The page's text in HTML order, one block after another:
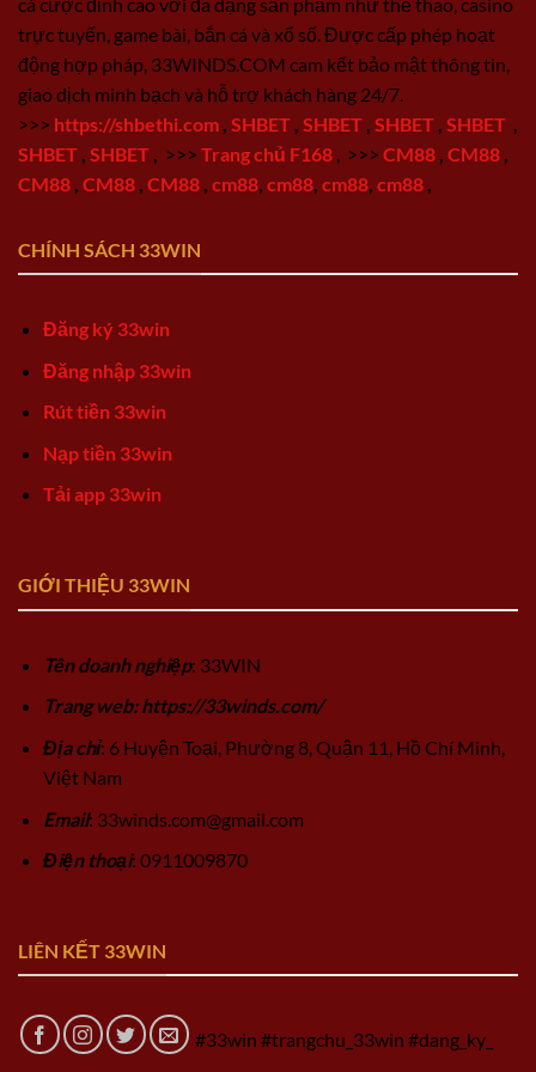
trực tuyến, game bài, bắn cá và xổ số. Được cấp phép hoạt
động hợp pháp, 33WINDS.COM cam kết bảo mật thông tin,
giao dịch minh bạch và hỗ trợ khách hàng 24/7.
>>> https://shbethi.com SHBET SHBET SHBET SHBET
SHBET SHBET >>> Trang chủ F168 >>> CM88 CM88
CM88 CM88 CM88 cm88 cm88 cm88 cm88
CHÍNH SÁCH 33WIN
Đăng ký 33win
Đăng nhập 33win
Rút tiền 33win
Nạp tiền 33win
Tải app 33win
GIỚI THIỆU 33WIN
Tên doanh nghiệp: 33WIN
Trang web: https://33winds.com/
Địa chỉ: 6 Huyện Toại, Phường 8, Quận 11, Hồ Chí Minh,
Việt Nam
Email: 33winds.com@gmail.com
Điện thoại: 0911009870
LIÊN KẾT 33WIN
#33win #trangchu_33win #dang_ky_